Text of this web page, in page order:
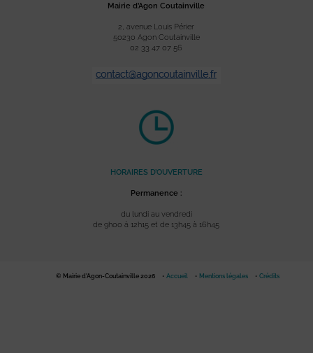
Mairie d’Agon Coutainville
2, avenue Louis Périer
50230 Agon Coutainville
02 33 47 07 56
HORAIRES D’OUVERTURE
Permanence :
du lundi au vendredi
de 9h00 à 12h15 et de 13h45 à 16h45
© Mairie d'Agon-Coutainville 2026 Accueil Mentions légales Crédits